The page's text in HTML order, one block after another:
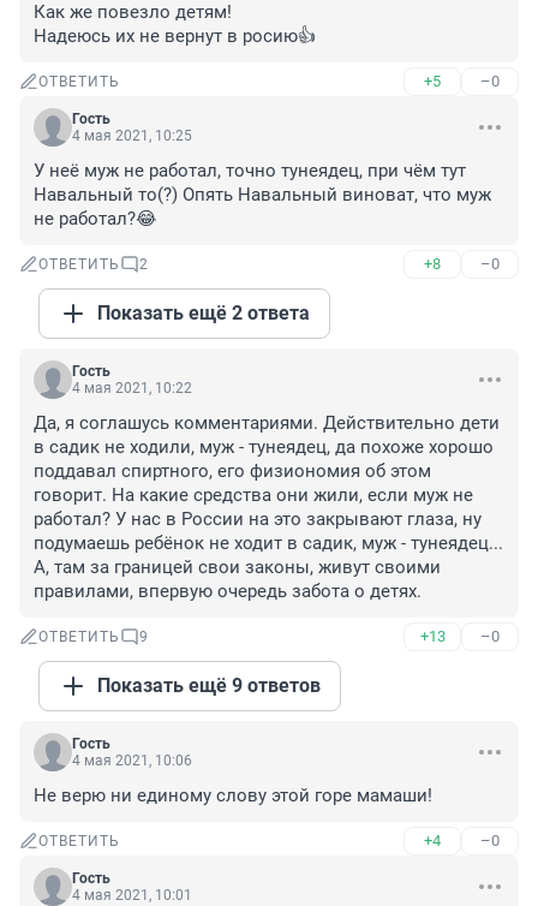
Как же повезло детям!
Надеюсь их не вернут в росию👍
ОТВЕТИТЬ +5 –0
Гость
4 мая 2021, 10:25
У неё муж не работал, точно тунеядец, при чём тут
Навальный то(?) Опять Навальный виноват, что муж
не работал?😂
ОТВЕТИТЬ 2 +8 –0
Показать ещё 2 ответа
Гость
4 мая 2021, 10:22
Да, я соглашусь комментариями. Действительно дети
в садик не ходили, муж - тунеядец, да похоже хорошо
поддавал спиртного, его физиономия об этом
говорит. На какие средства они жили, если муж не
работал? У нас в России на это закрывают глаза, ну
подумаешь ребёнок не ходит в садик, муж - тунеядец...
А, там за границей свои законы, живут своими
правилами, впервую очередь забота о детях.
ОТВЕТИТЬ 9 +13 –0
Показать ещё 9 ответов
Гость
4 мая 2021, 10:06
Не верю ни единому слову этой горе мамаши!
ОТВЕТИТЬ +4 –0
Гость
4 мая 2021, 10:01